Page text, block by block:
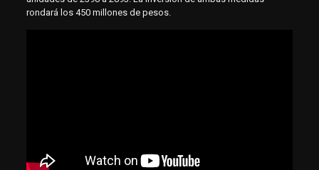
rondará los 450 millones de pesos.